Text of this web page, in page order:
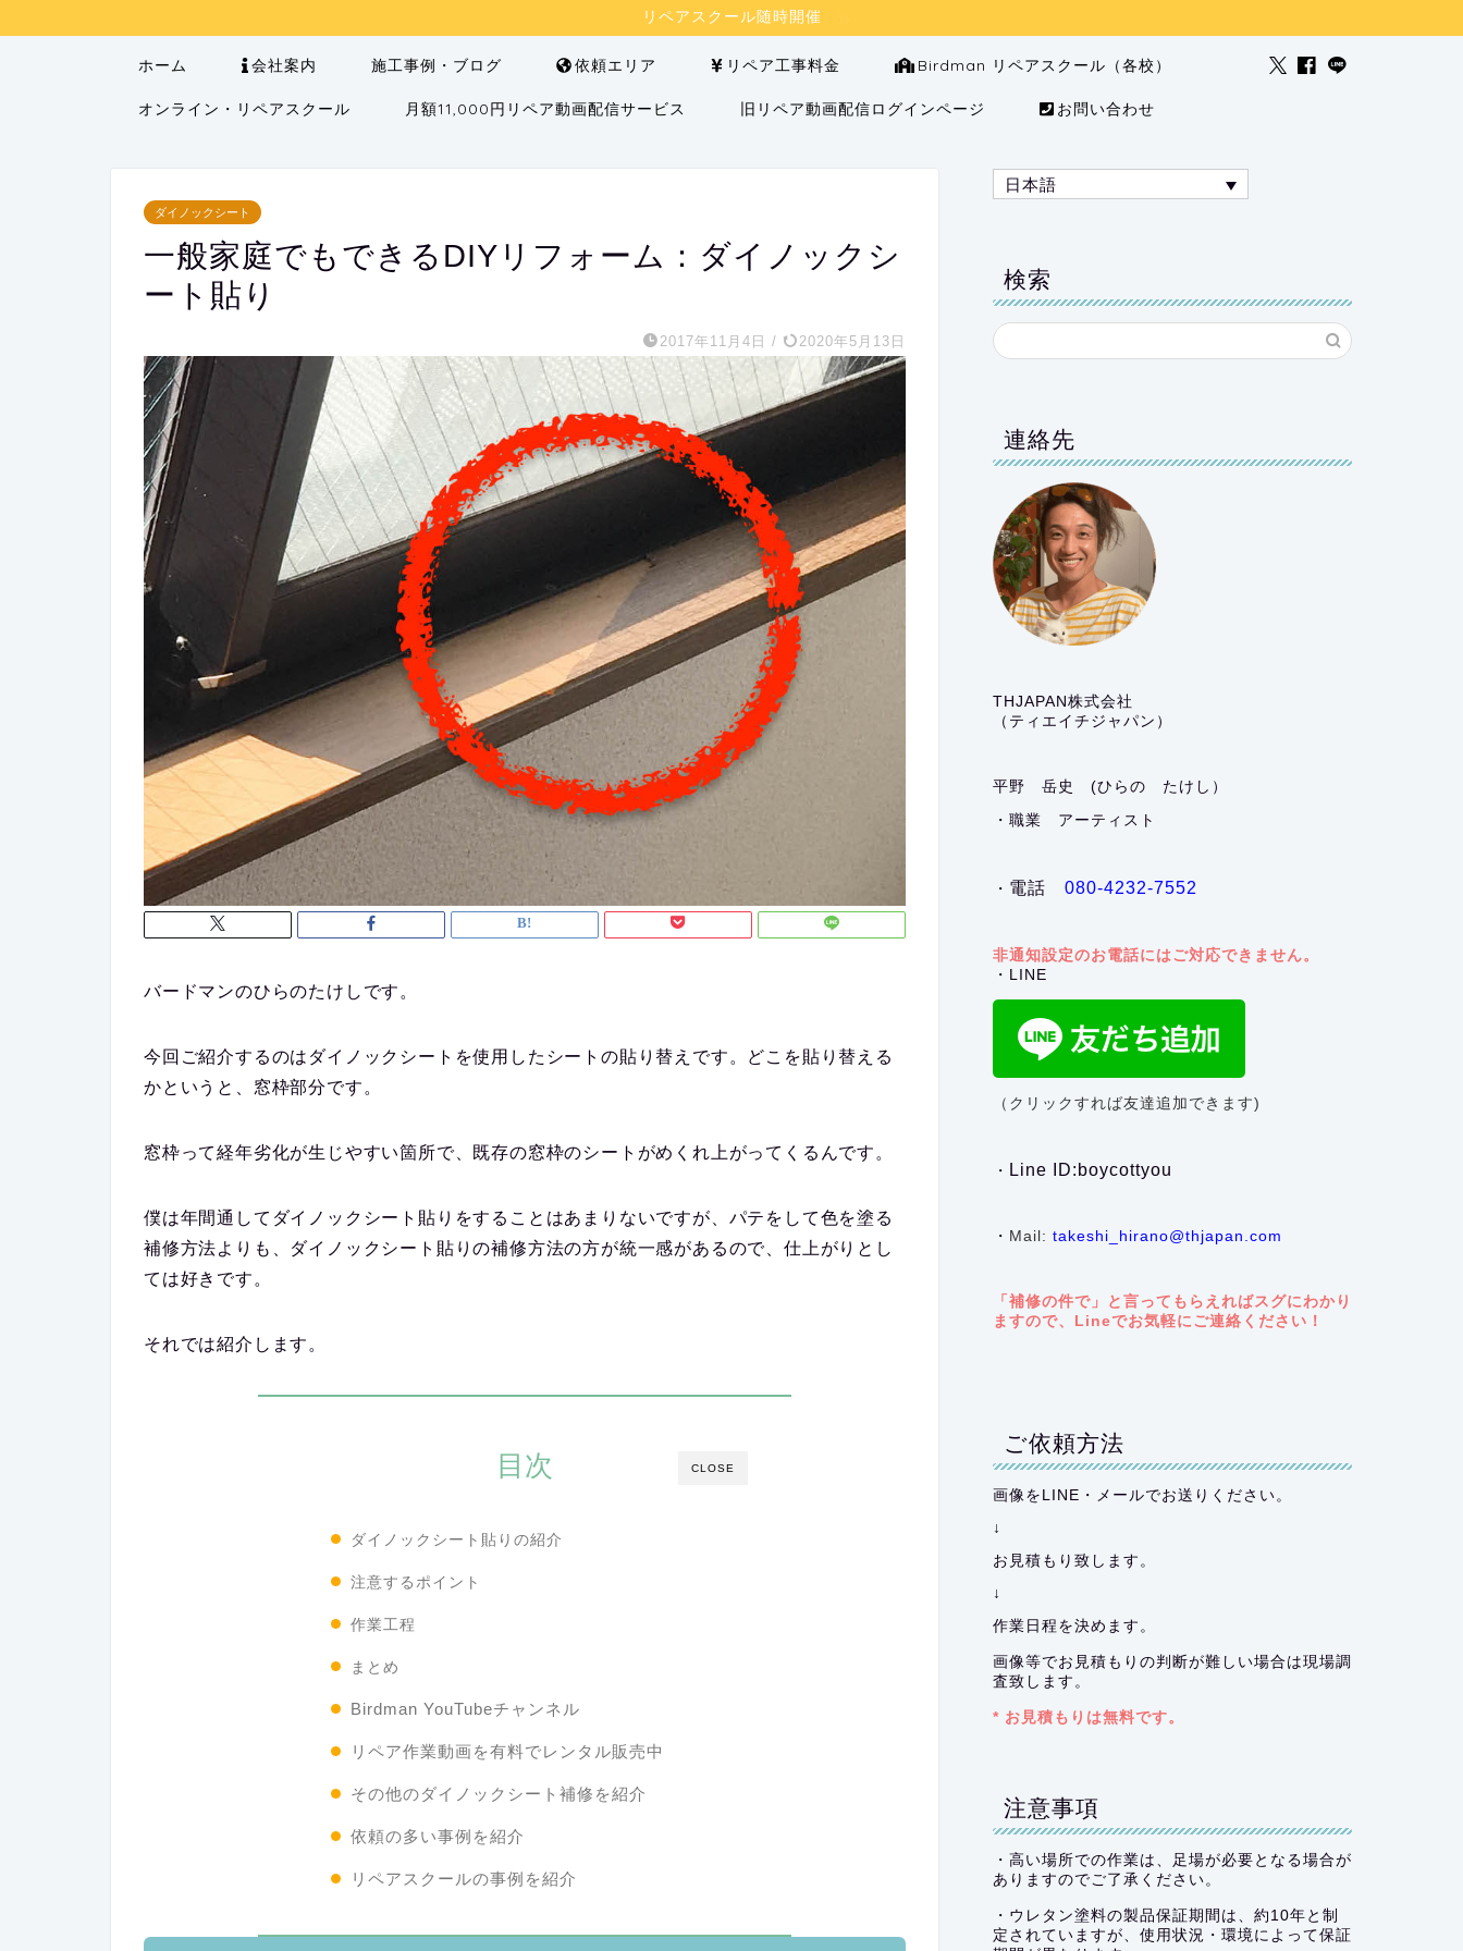
リペアスクール随時開催
ホーム 会社案内 施工事例・ブログ 依頼エリア リペア工事料金 Birdman リペアスクール（各校）
オンライン・リペアスクール 月額11,000円リペア動画配信サービス 旧リペア動画配信ログインページ お問い合わせ
ダイノックシート
一般家庭でもできるDIYリフォーム：ダイノックシ
ート貼り
2017年11月4日 / 2020年5月13日
バードマンのひらのたけし です。
今回ご紹介するのはダイノックシートを使用したシートの貼り替えです。どこを貼り替える
かというと、窓枠部分です。
窓枠って経年劣化が生じやすい箇所で、既存の窓枠のシートがめくれ上がってくるんです。
僕は年間通してダイノックシート貼りをすることはあまりないですが、パテをして色を塗る
補修方法よりも、ダイノックシート貼りの補修方法の方が統一感があるので、仕上がりとし
ては好きです。
それでは紹介します。
CLOSE
目次
ダイノックシート貼りの紹介
注意するポイント
作業工程
まとめ
Birdman YouTubeチャンネル
リペア作業動画を有料でレンタル販売中
その他のダイノックシート補修を紹介
依頼の多い事例を紹介
リペアスクールの事例を紹介
日本語
検索
連絡先
THJAPAN株式会社
（ティエイチジャパン）
平野 岳史 (ひらの たけし）
・職業 アーティスト
・ 電話 080-4232-7552
非通知設定のお電話にはご対応できません。
・LINE
（クリックすれば友達追加できます)
・ Line ID:boycottyou
・ Mail: takeshi_hirano@thjapan.com
「補修の件で」と言ってもらえればスグにわかり
ますので、Lineでお気軽にご連絡ください！
ご依頼方法
画像をLINE・メールでお送りください。
↓
お見積もり致します。
↓
作業日程を決めます。
画像等でお見積もりの判断が難しい場合は現場調
査致します。
* お見積もりは無料です。
注意事項
・高い場所での作業は、足場が必要となる場合が
ありますのでご了承ください。
・ウレタン塗料の製品保証期間は、約10年と制
定されていますが、使用状況・環境によって保証